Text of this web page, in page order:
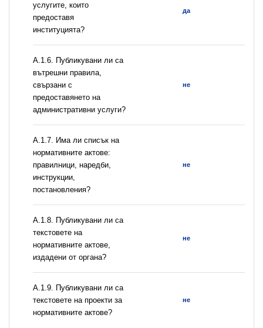
услугите, които
предоставя
институцията?
да
А.1.6. Публикувани ли са
вътрешни правила,
свързани с
предоставянето на
административни услуги?
не
А.1.7. Има ли списък на
нормативните актове:
правилници, наредби,
инструкции,
постановления?
не
А.1.8. Публикувани ли са
текстовете на
нормативните актове,
издадени от органа?
не
А.1.9. Публикувани ли са
текстовете на проекти за
нормативните актове?
не